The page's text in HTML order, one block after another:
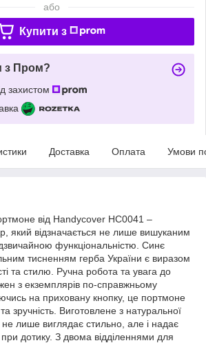
або
Купити з
з Пром?
захистом
Доставка Оплата Умови
від Handycover HC0041 –
який відзначається не лише вишуканим
функціональністю. Синє
тисненням герба України є виразом
та стилю. Ручна робота та увага до
з екземплярів по-справжньому
на приховану кнопку, це портмоне
зручність. Виготовлене з натуральної
не лише виглядає стильно, але і надає
при дотику. З двома відділеннями для